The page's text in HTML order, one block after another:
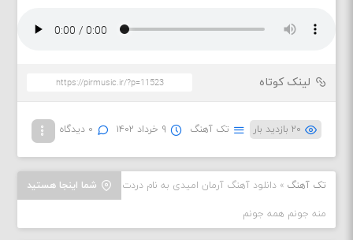
لینک کوتاه
۲۰ بازدید بار تک آهنگ ۹ خرداد ۱۴۰۲ ۰ دیدگاه
شما اینجا هستید تک آهنگ »دانلود آهنگ آرمان امیدی به نام دردت
منه جونم همه جونم